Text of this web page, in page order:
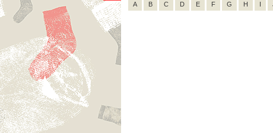
A B C D E F G H I